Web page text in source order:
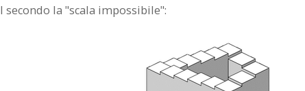
secondo la "scala impossibile":